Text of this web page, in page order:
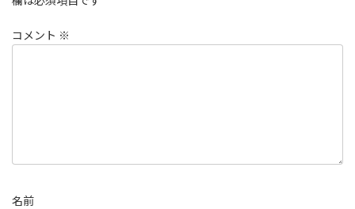
コメント ※
名前